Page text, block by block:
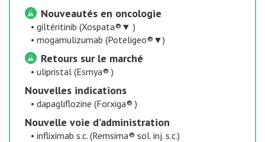
Nouveautés en oncologie
• giltéritinib (Xospata®▼ )
• mogamulizumab (Poteligeo®▼)
Retours sur le marché
• ulipristal (Esmya® )
Nouvelles indications
• dapagliflozine (Forxiga® )
Nouvelle voie d’administration
• infliximab s.c. (Remsima® sol. inj. s.c.)